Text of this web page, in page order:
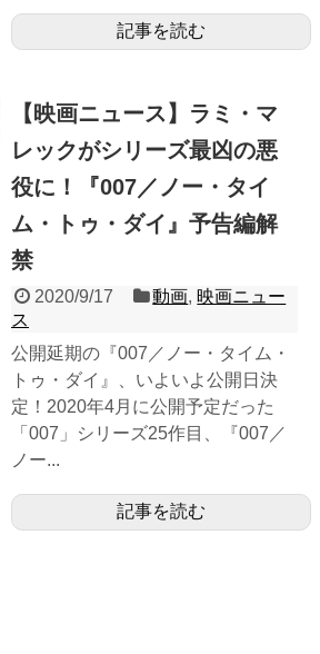
記事を読む
【映画ニュース】ラミ・マ
レックがシリーズ最凶の悪
役に！『007／ノー・タイ
ム・トゥ・ダイ』予告編解
禁
2020/9/17 動画, 映画ニュー
ス
公開延期の『007／ノー・タイム・
トゥ・ダイ』、いよいよ公開日決
定！2020年4月に公開予定だった
「007」シリーズ25作目、『007／
ノー...
記事を読む